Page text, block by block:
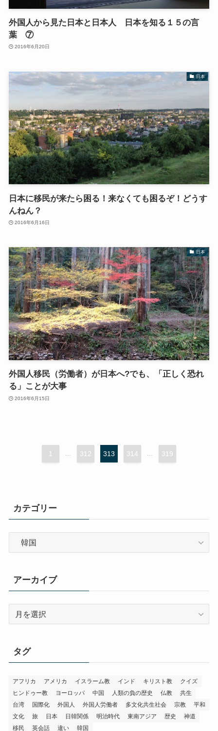
外国人から見た日本と日本人 日本を知る１５の言
葉 ⑦
2016年6月20日
日本
日本に移民が来たら困る！来なくても困るぞ！どうす
んねん？
2016年6月16日
日本
外国人移民（労働者）が日本へ?でも、「正しく恐れ
る」ことが大事
2016年6月15日
1 ... 312 313 314 ... 319
カテゴリー
ー
アーカイブ
ブ
タグ
アフリカ アメリカ イスラーム教 インド キリスト教
クイズ
ヒンドゥー教
ヨーロッパ 中国 人類の負の歴史 仏教
共生
台湾
国際化 外国人 外国人労働者 多文化共生社会 宗教
平和
文化
旅 日本 日韓関係 明治時代 東南アジア 歴史
神道
移民
英会話 違い 韓国